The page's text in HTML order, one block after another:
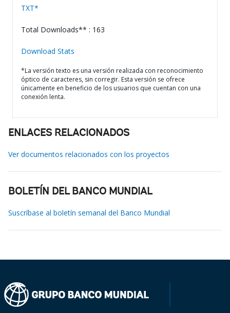
TXT*
Total Downloads** : 163
Download Stats
*La versión texto es una versión realizada con reconocimiento
óptico de caracteres, sin corregir. Esta versión se ofrece
únicamente en beneficio de los usuarios que cuentan con una
conexión lenta.
ENLACES RELACIONADOS
Ver documentos relacionados con los proyectos
BOLETÍN DEL BANCO MUNDIAL
Suscríbase al boletín semanal del Banco Mundial